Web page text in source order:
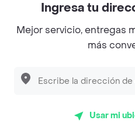
Sobre Rappi
©2026Rappi Inc.
Ingresa tu
Mejor servicio, entregas
más
Usar mi